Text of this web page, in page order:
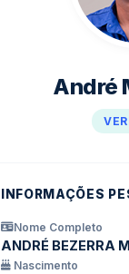
André
INFORMAÇÕES
Nome Completo
ANDRÉ BEZERRA
Nascimento